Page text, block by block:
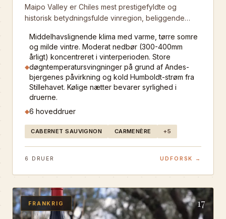
Maipo Valley er Chiles mest prestigefyldte og
historisk betydningsfulde vinregion, beliggende
Regionen er verdensberømt for sine exceptionelle
Cabernet Sauvignon og Carmenère vine, der
produceres i foden af Andes-bjergene. Maipo
Valleys unikke terroir kombinerer
middelhavslignende klima, mineralholdige alluviale
jorde og Andes snesmeltning som vandkilde.
Regionen er hjemsted for nogle af Chiles mest
med international anerkendelse. Særligt Alto Maipo
sub-regionen, med vinmarker på 600-1.000m højde,
kompleksitet og lagringspotentiale.
◆
Middelhavslignende klima med varme, tørre somre
og milde vintre. Moderat nedbør (300-400mm
årligt) koncentreret i vinterperioden. Store
døgntemperatursvingninger på grund af Andes-
bjergenes påvirkning og kold Humboldt-strøm fra
Stillehavet. Kølige nætter bevarer syrlighed i
druerne.
◆6 hoveddruer
CABERNET SAUVIGNON CARMENÈRE +5
6 DRUER UDFORSK →
FRANKRIG 17